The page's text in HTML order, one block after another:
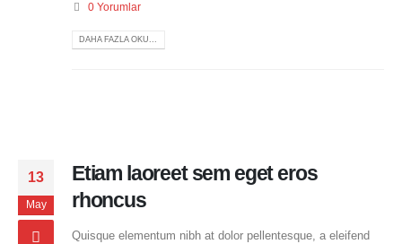
0 Yorumlar
DAHA FAZLA OKU...
13
May
Etiam laoreet sem eget eros
rhoncus
Quisque elementum nibh at dolor pellentesque, a eleifend